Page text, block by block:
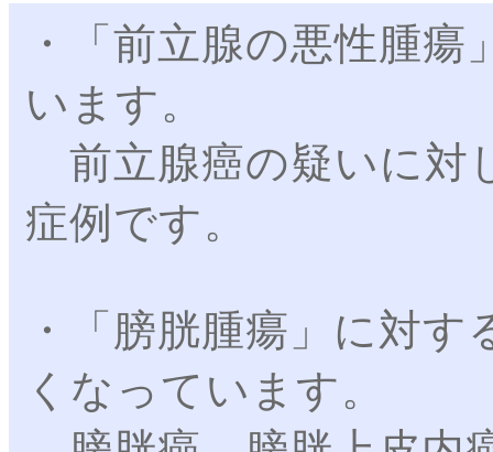
・「前立腺の悪性腫
います。
前立腺癌の疑いに対
症例です。
・「膀胱腫瘍」に対
くなっています。